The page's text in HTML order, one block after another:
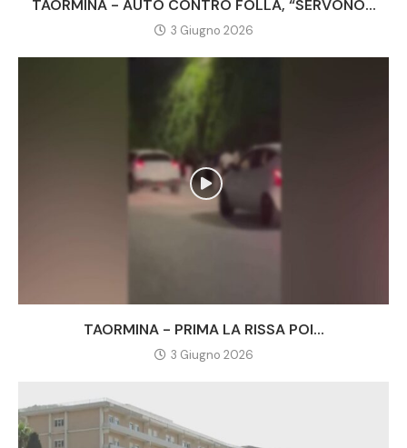
TAORMINA - AUTO CONTRO FOLLA, “SERVONO...
3 Giugno 2026
TAORMINA - PRIMA LA RISSA POI...
3 Giugno 2026